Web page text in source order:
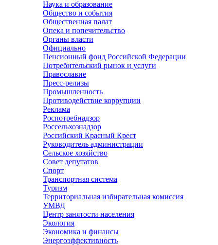
Наука и образование
Общество и события
Общественная палат
Опека и попечительство
Органы власти
Официально
Пенсионный фонд Российской Федерации
Потребительский рынок и услуги
Православие
Пресс-релизы
Промышленность
Противодействие коррупции
Реклама
Роспотребнадзор
Россельхознадзор
Российский Красный Крест
Руководитель администрации
Сельское хозяйство
Совет депутатов
Спорт
Транспортная система
Туризм
Территориальная избирательная комиссия
УМВД
Центр занятости населения
Экология
Экономика и финансы
Энергоэффективность